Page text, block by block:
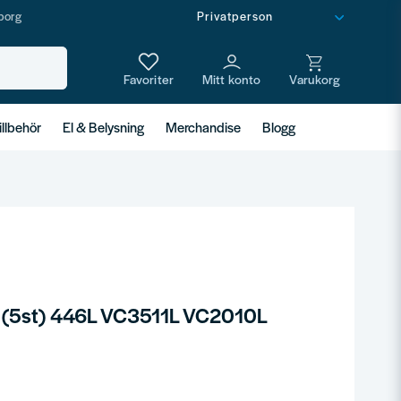
El & Belysning Merchandise Blogg
446L VC3511L VC2010L